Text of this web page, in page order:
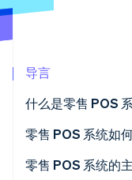
初创企业注册
了解
立即
导言
什么是零售 POS
零售 POS 系统如
零售 POS 系统的